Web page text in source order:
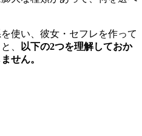
使い、彼女・セフレを作って
、
以下の2つを理解しておか
せん。